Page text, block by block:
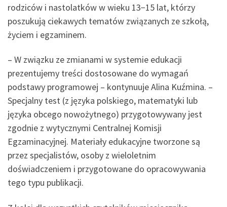
rodziców i nastolatków w wieku 13−15 lat, którzy
poszukują ciekawych tematów związanych ze szkołą,
życiem i egzaminem.
– W związku ze zmianami w systemie edukacji
prezentujemy treści dostosowane do wymagań
podstawy programowej – kontynuuje Alina Kuźmina. –
Specjalny test (z języka polskiego, matematyki lub
języka obcego nowożytnego) przygotowywany jest
zgodnie z wytycznymi Centralnej Komisji
Egzaminacyjnej. Materiały edukacyjne tworzone są
przez specjalistów, osoby z wieloletnim
doświadczeniem i przygotowane do opracowywania
tego typu publikacji.